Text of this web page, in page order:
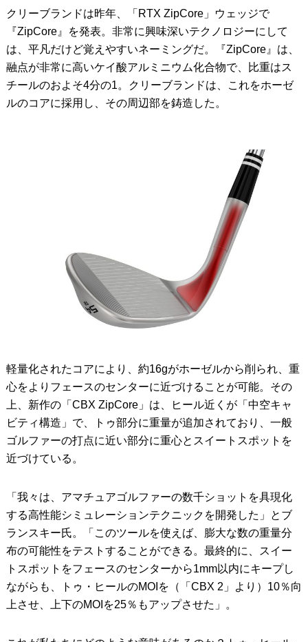
クリーブランドは昨年、「RTX ZipCore」ウェッジで
『ZipCore』を発表。非常に興味深いテクノロジーにして
は、平凡だけど覚えやすいネーミングだ。『ZipCore』は、
融点が非常に高いケイ酸アルミニウム化合物で、比重はス
チールのおよそ4分の1。クリーブランドは、これをホーゼ
ルのコアに採用し、その周辺部を鋳造した。
軽量化されたコアにより、約16gがホーゼルから削られ、重
心をよりフェースのセンターに近づけることが可能。その
上、新作の「CBX ZipCore」は、ヒール近くが「中空キャ
ビティ構造」で、トゥ部分に重量が追加されており、一般
ゴルファーの打点に近い部分に重心とスイートスポットを
近づけている。
「我々は、アマチュアゴルファーの数千ショットを具現化
する高性能シミュレーションテクニックを開発した」とブ
ランスキー氏。「このツールを使えば、膨大な数の重量分
布の可能性をテストすることができる。最終的に、スイー
トスポットをフェースのセンターから1mm以内にキープし
ながらも、トゥ・ヒールのMOIを（「CBX 2」より）10％向
上させ、上下のMOIを25％もアップさせた」。